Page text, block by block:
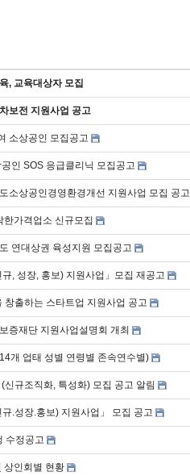
, 교육대상자 모집
보전 지원사업 공고
소상공인 모집공고
인 SOS 응급클리닉 모집공고
소상공인경영환경개선 지원사업 모집 공고
가격업소 신규모집
연대상권 육성지원 모집공고
, 성장, 홍보) 지원사업」모집 재공고
출하는 스타트업 지원사업 공고
증재단 지원사업설명회 개최
개 업태 성별 연령별 존속연수별)
규조직화, 특성화) 모집 공고 알림
.성장.홍보) 지원사업」 모집 공고
수정공고
상인회별 현황